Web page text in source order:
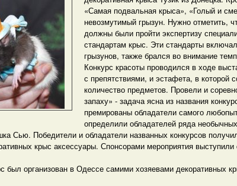
«Самая подвальная крыса», «Голый и
невозмутимый грызун. Нужно отметить,
должны были пройти экспертизу
стандартам крыс. Эти стандарты
грызунов, также брался во внимание
Конкурс красоты проводился в ходе
с препятствиями, и эстафета, в
количество предметов. Провели и
запаху» - задача ясна из названия
премированы обладатели самого
определили обладателей ряда
Сью. Победители и обладатели названных конкурсов
крыс аксессуары. Спонсорами мероприятия
был организован в Одессе самими хозяевами декоративных